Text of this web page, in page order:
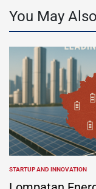
You May
POSTED
IN
STARTUP AND INNOVATION